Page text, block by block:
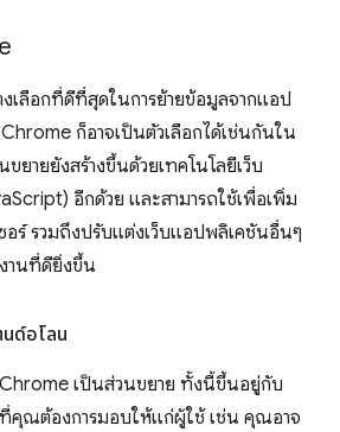
เลือกที่ดีที่สุดในการย้ายข้อมูลจากแอป
ก็อาจเป็นตัวเลือกได้เช่นกันใน
ยายยังสร้างขึ้นด้วยเทคโนโลยีเว็บ
อีกด้วย และสามารถใช้เพื่อเพิ่ม
อร์ รวมถึงปรับแต่งเว็บแอปพลิเคชันอื่นๆ
านที่ดียิ่งขึ้น
ด์อโลน
เป็นส่วนขยาย ทั้งนี้ขึ้นอยู่กับ
คุณต้องการมอบให้แก่ผู้ใช้ เช่น คุณอาจ